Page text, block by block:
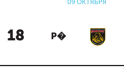
09 ОКТЯБРЯ
18 Р�